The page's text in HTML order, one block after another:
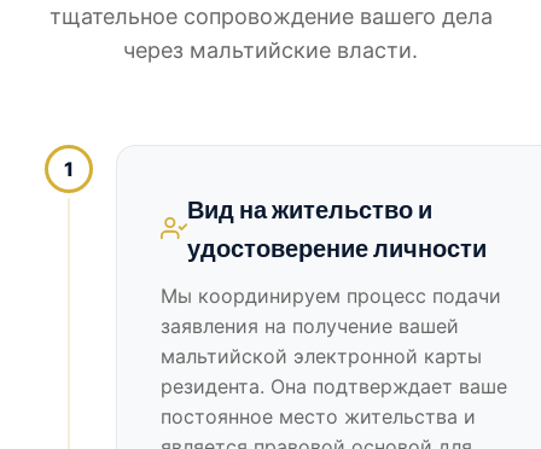
тщательное сопровождение вашего дела
через мальтийские власти.
1
Вид на жительство и
удостоверение личности
Мы координируем процесс подачи
заявления на получение вашей
мальтийской электронной карты
резидента. Она подтверждает ваше
постоянное место жительства и